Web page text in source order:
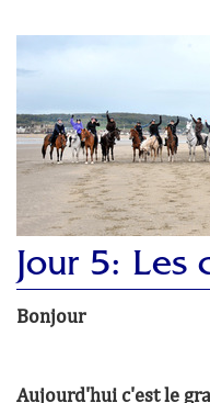
Jour 5: Les
Bonjour
Aujourd'hui c'est le